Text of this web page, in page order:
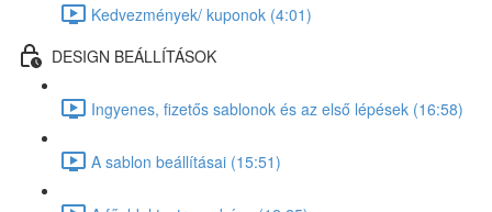
Kedvezmények/ kuponok (4:01)
DESIGN BEÁLLÍTÁSOK
Ingyenes, fizetős sablonok és az első lépések (16:58)
A sablon beállításai (15:51)